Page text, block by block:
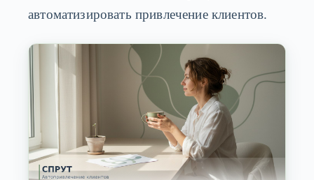
автоматизировать привлечение клиентов.